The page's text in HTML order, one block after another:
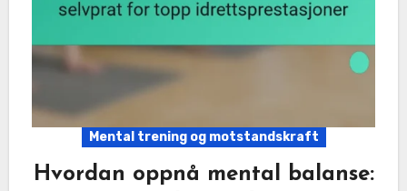
Mental trening og motstandskraft
Hvordan oppnå mental balanse: